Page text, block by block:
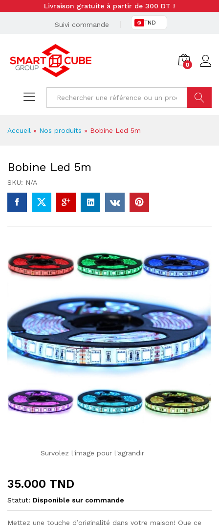
Livraison gratuite à partir de 300 DT !
Suivi commande TND
0
Accueil » Nos produits » Bobine Led 5m
Bobine Led 5m
SKU: N/A
Survolez l'image pour l'agrandir
35.000 TND
Statut: Disponible sur commande
Mettez une touche d’originalité dans votre maison! Que ce